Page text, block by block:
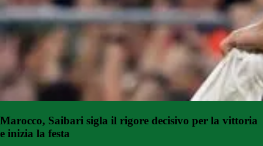
Marocco, Saibari sigla il rigore decisivo per la vittoria
e inizia la festa